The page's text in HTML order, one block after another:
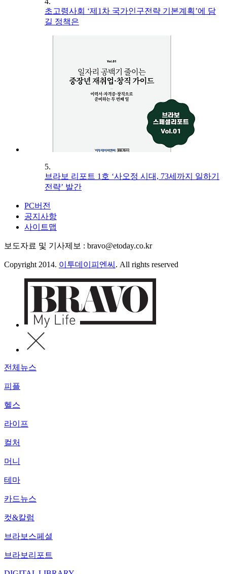
초고령사회 ‘제1차 국가인구전략 기본계획’에 담
길 정책은
5.
브라보 리포트 1호 ‘사오정 시대, 73세까지 일하기
전략’ 발간
PC버전
공지사항
사이트맵
보도자료 및 기사제보 : bravo@etoday.co.kr
Copyright 2014. 이투데이피엔씨 . All rights reserved
전체뉴스
피플
헬스
라이프
컬처
머니
테마
카드뉴스
컷&칼럼
브라보스페셜
브라보리포트